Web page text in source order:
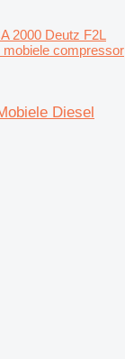
2000 Deutz F2L
compressor
Diesel